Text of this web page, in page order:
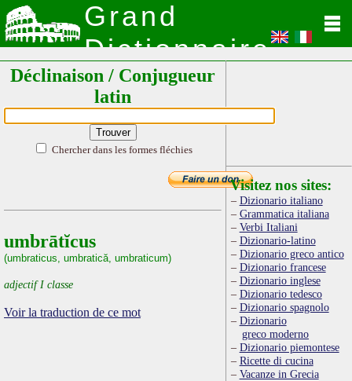
Grand
Dictionnaire
Latin
Déclinaison / Conjugueur
latin
Chercher dans les formes fléchies
umbrātĭcus
(umbraticus, umbratică, umbraticum)
adjectif I classe
Voir la traduction de ce mot
Visitez nos sites:
Dizionario italiano
Grammatica italiana
Verbi Italiani
Dizionario-latino
Dizionario greco antico
Dizionario francese
Dizionario inglese
Dizionario tedesco
Dizionario spagnolo
Dizionario
greco moderno
Dizionario piemontese
Ricette di cucina
Vacanze in Grecia